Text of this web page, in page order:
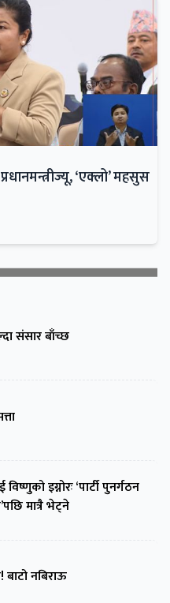
‘एक्लो’ महसुस
संसार बाँच्छ
इग्नोरः ‘पार्टी पुनर्गठन
मात्रै भेट्ने
नबिराऊ